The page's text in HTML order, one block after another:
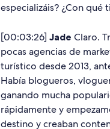
especializáis? ¿Con qué
[00:03:26] Jade Claro.
pocas agencias de
turístico desde 2013,
Había blogueros,
ganando mucha
rápidamente y
destino y creaban